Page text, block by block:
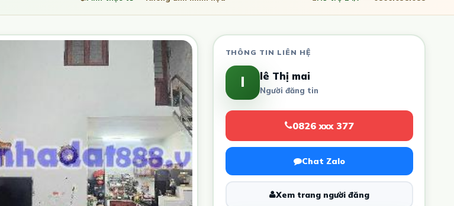
THÔNG TIN LIÊN HỆ
l lê Thị mai
Người đăng tin
0826 xxx 377
Chat Zalo
Xem trang người đăng